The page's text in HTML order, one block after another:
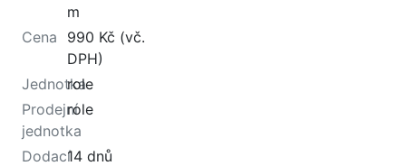
m
Cena
990 Kč (vč.
DPH)
Jednotka
role
Prodejní
jednotka
role
Dodací14 dnů